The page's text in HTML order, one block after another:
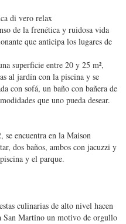
di vero relax
de la frenética y ruidosa vida
que anticipa los lugares de
superficie entre 20 y 25 m²,
al jardín con la piscina y se
con sofá, un baño con bañera de
que uno pueda desear.
encuentra en la Maison
dos baños, ambos con jacuzzi y
y el parque.
culinarias de alto nivel hacen
San Martino un motivo de orgullo